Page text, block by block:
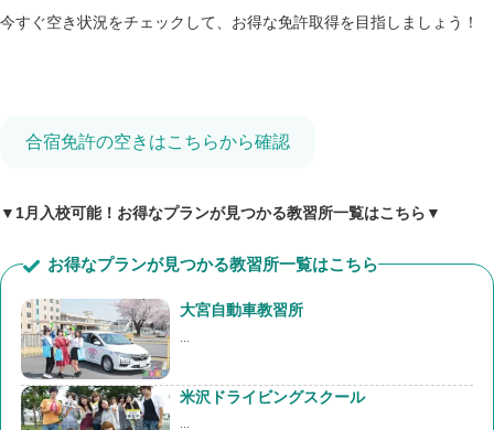
今すぐ空き状況をチェックして、お得な免許取得を目指しましょう！
合宿免許の空きはこちらから確認
▼1月入校可能！お得なプランが見つかる教習所一覧はこちら▼
お得なプランが見つかる教習所一覧はこちら
大宮自動車教習所
米沢ドライビングスクール